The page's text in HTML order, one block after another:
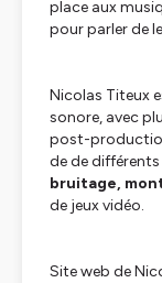
place aux
pour parler de
Nicolas Titeux
sonore, avec
post-
de de
bruitage,
de jeux vidéo.
Site web de